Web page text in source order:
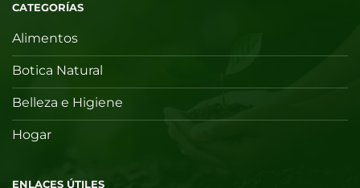
CATEGORÍAS
Alimentos
Botica Natural
Belleza e Higiene
Hogar
ENLACES ÚTILES